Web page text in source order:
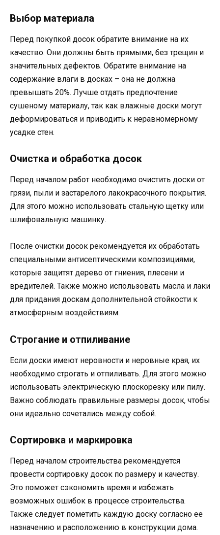
Выбор материала
Перед покупкой досок обратите внимание на их
качество. Они должны быть прямыми, без трещин и
значительных дефектов. Обратите внимание на
содержание влаги в досках – она не должна
превышать 20%. Лучше отдать предпочтение
сушеному материалу, так как влажные доски могут
деформироваться и приводить к неравномерному
усадке стен.
Очистка и обработка досок
Перед началом работ необходимо очистить доски от
грязи, пыли и застарелого лакокрасочного покрытия.
Для этого можно использовать стальную щетку или
шлифовальную машинку.
После очистки досок рекомендуется их обработать
специальными антисептическими композициями,
которые защитят дерево от гниения, плесени и
вредителей. Также можно использовать масла и лаки
для придания доскам дополнительной стойкости к
атмосферным воздействиям.
Строгание и отпиливание
Если доски имеют неровности и неровные края, их
необходимо строгать и отпиливать. Для этого можно
использовать электрическую плоскорезку или пилу.
Важно соблюдать правильные размеры досок, чтобы
они идеально сочетались между собой.
Сортировка и маркировка
Перед началом строительства рекомендуется
провести сортировку досок по размеру и качеству.
Это поможет сэкономить время и избежать
возможных ошибок в процессе строительства.
Также следует пометить каждую доску согласно ее
назначению и расположению в конструкции дома.